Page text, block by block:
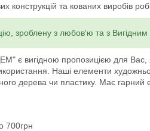
конструкцій та кованих виробів
зроблену з любов'ю та з
є вигідною пропозицією для
Наші елементи
дерева чи пластику. Має
700грн